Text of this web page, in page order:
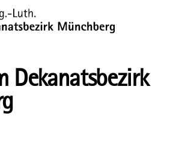
Dekanatsbezirk